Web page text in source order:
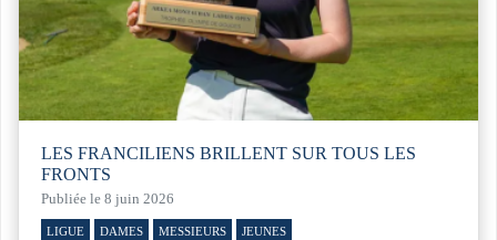
LES FRANCILIENS BRILLENT SUR TOUS LES
FRONTS
Publiée le 8 juin 2026
LIGUE DAMES MESSIEURS JEUNES